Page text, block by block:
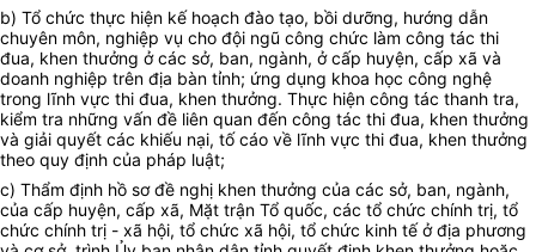
b) Tổ chức thực hiện kế hoạch đào tạo, bồi dưỡng, hướng dẫn
chuyên môn, nghiệp vụ cho đội ngũ công chức làm công tác thi
đua, khen thưởng ở các sở, ban, ngành, ở cấp huyện, cấp xã và
doanh nghiệp trên địa bàn tỉnh; ứng dụng khoa học công nghệ
trong lĩnh vực thi đua, khen thưởng. Thực hiện công tác thanh tra,
kiểm tra những vấn đề liên quan đến công tác thi đua, khen thưởng
và giải quyết các khiếu nại, tố cáo về lĩnh vực thi đua, khen thưởng
theo quy định của pháp luật;
c) Thẩm định hồ sơ đề nghị khen thưởng của các sở, ban, ngành,
của cấp huyện, cấp xã, Mặt trận Tổ quốc, các tổ chức chính trị, tổ
chức chính trị - xã hội, tổ chức xã hội, tổ chức kinh tế ở địa phương